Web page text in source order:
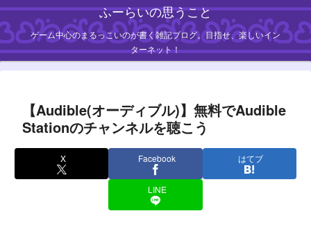
ふーらいの思うこと
ゲーム中心のまるっこいのが書く雑記ブログ。目指せ、楽しいイン
ターネット！
【Audible(オーディブル)】無料でAudible
Stationのチャンネルを聴こう
X Facebook はてブ
LINE